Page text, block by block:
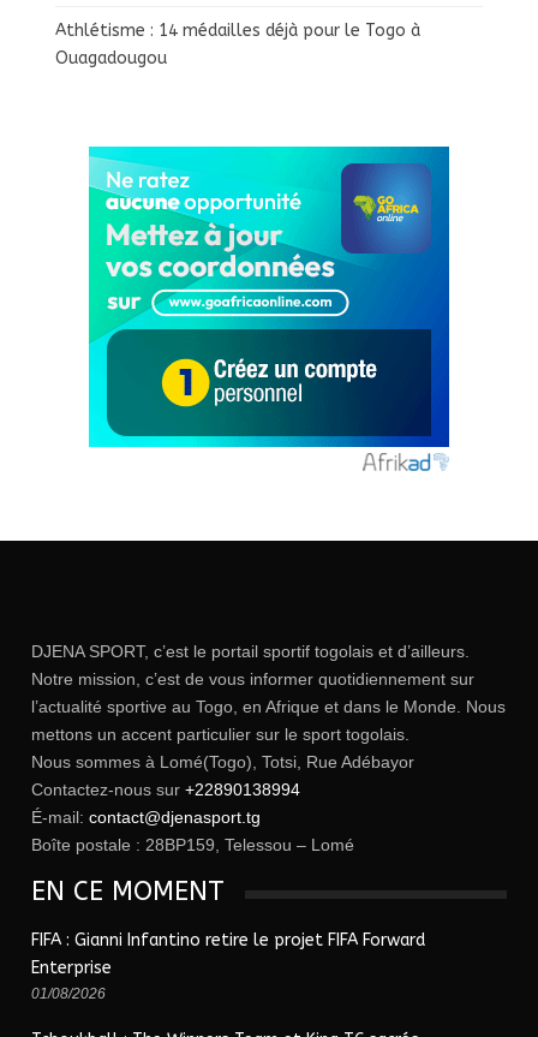
Athlétisme : 14 médailles déjà pour le Togo à
Ouagadougou
DJENA SPORT, c’est le portail sportif togolais et d’ailleurs.
Notre mission, c’est de vous informer quotidiennement sur
l’actualité sportive au Togo, en Afrique et dans le Monde. Nous
mettons un accent particulier sur le sport togolais.
Nous sommes à Lomé(Togo), Totsi, Rue Adébayor
Contactez-nous sur +22890138994
É-mail: contact@djenasport.tg
Boîte postale : 28BP159, Telessou – Lomé
EN CE MOMENT
FIFA : Gianni Infantino retire le projet FIFA Forward
Enterprise
01/08/2026